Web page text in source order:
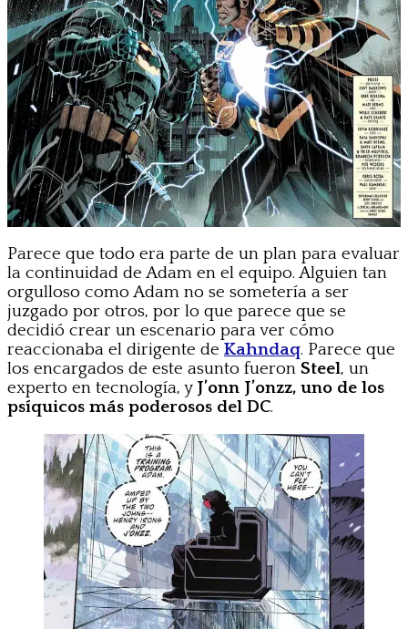
Parece que todo era parte de un plan para evaluar
la continuidad de Adam en el equipo. Alguien tan
orgulloso como Adam no se sometería a ser
juzgado por otros, por lo que parece que se
decidió crear un escenario para ver cómo
reaccionaba el dirigente de Kahndaq. Parece que
los encargados de este asunto fueron Steel, un
experto en tecnología, y J’onn J’onzz, uno de los
psíquicos más poderosos del DC.